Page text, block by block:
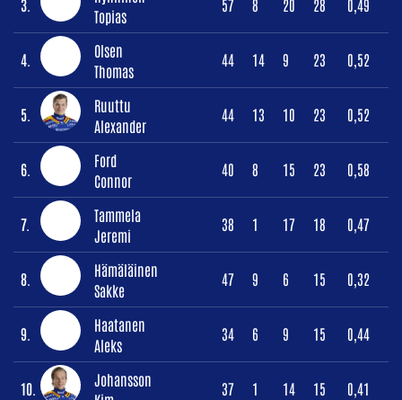
3.
Topias
57 8 20 28 0,49
4.
Olsen
Thomas
44 14 9 23 0,52
5.
Ruuttu
Alexander
44 13 10 23 0,52
6.
Ford
Connor
40 8 15 23 0,58
7.
Tammela
Jeremi
38 1 17 18 0,47
8.
Hämäläinen
Sakke
47 9 6 15 0,32
9.
Haatanen
Aleks
34 6 9 15 0,44
10.
Johansson
37 1 14 15 0,41